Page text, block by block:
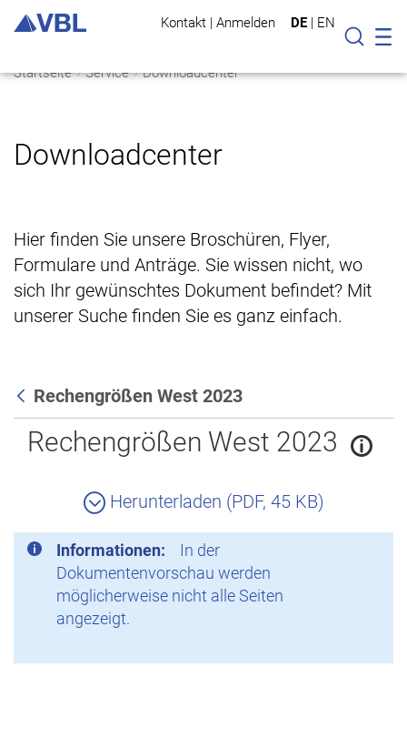
Kontakt | Anmelden DE | EN
Suche
Startseite Service Downloadcenter
Downloadcenter
Hier finden Sie unsere Broschüren, Flyer,
Formulare und Anträge. Sie wissen nicht, wo
sich Ihr gewünschtes Dokument befindet? Mit
unserer Suche finden Sie es ganz einfach.
Zurück
Rechengrößen West 2023
Rechengrößen West 2023
Herunterladen (PDF, 45 KB)
Informationen:
In der
Dokumentenvorschau werden
möglicherweise nicht alle Seiten
angezeigt.